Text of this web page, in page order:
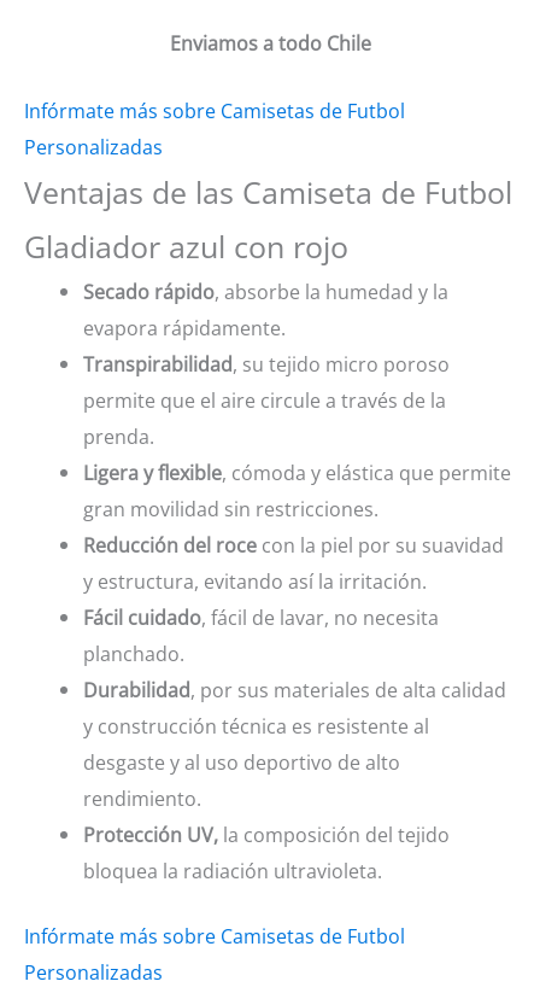
Enviamos a todo Chile
Infórmate más sobre Camisetas de Futbol
Personalizadas
Ventajas de las Camiseta de Futbol
Gladiador azul con rojo
Secado rápido, absorbe la humedad y la
evapora rápidamente.
Transpirabilidad, su tejido micro poroso
permite que el aire circule a través de la
prenda.
Ligera y flexible, cómoda y elástica que permite
gran movilidad sin restricciones.
Reducción del roce con la piel por su suavidad
y estructura, evitando así la irritación.
Fácil cuidado, fácil de lavar, no necesita
planchado.
Durabilidad, por sus materiales de alta calidad
y construcción técnica es resistente al
desgaste y al uso deportivo de alto
rendimiento.
Protección UV, la composición del tejido
bloquea la radiación ultravioleta.
Infórmate más sobre Camisetas de Futbol
Personalizadas